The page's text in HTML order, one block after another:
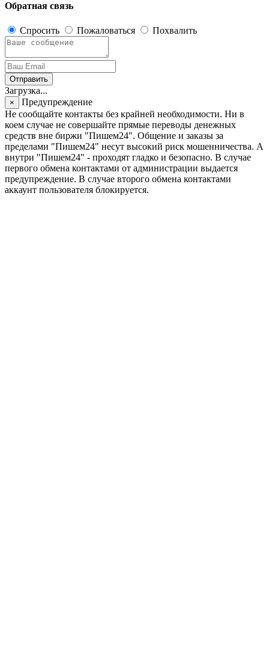
Обратная связь
Спросить Пожаловаться Похвалить
Отправить
Загрузка...
×
Предупреждение
Не сообщайте контакты без крайней необходимости. Ни в
коем случае не совершайте прямые переводы денежных
средств вне биржи "Пишем24". Общение и заказы за
пределами "Пишем24" несут высокий риск мошенничества. А
внутри "Пишем24" - проходят гладко и безопасно. В случае
первого обмена контактами от администрации выдается
предупреждение. В случае второго обмена контактами
аккаунт пользователя блокируется.